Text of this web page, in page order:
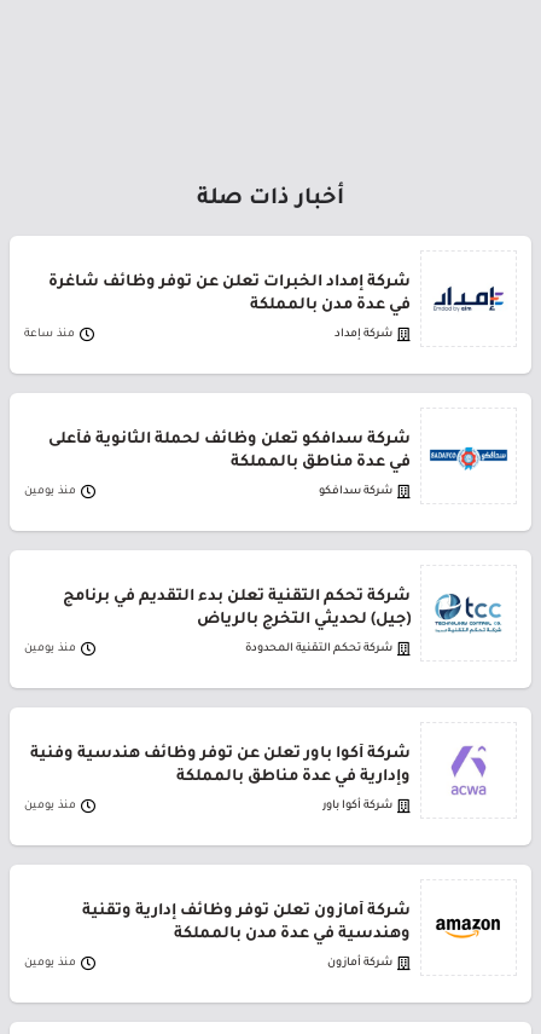
أخبار ذات صلة
شركة إمداد الخبرات تعلن عن توفر وظائف شاغرة
في عدة مدن بالمملكة
شركة إمداد منذ ساعة
شركة سدافكو تعلن وظائف لحملة الثانوية فأعلى
في عدة مناطق بالمملكة
شركة سدافكو منذ يومين
شركة تحكم التقنية تعلن بدء التقديم في برنامج
(جيل) لحديثي التخرج بالرياض
شركة تحكم التقنية المحدودة منذ يومين
شركة أكوا باور تعلن عن توفر وظائف هندسية وفنية
وإدارية في عدة مناطق بالمملكة
شركة أكوا باور منذ يومين
شركة أمازون تعلن توفر وظائف إدارية وتقنية
وهندسية في عدة مدن بالمملكة
شركة أمازون منذ يومين